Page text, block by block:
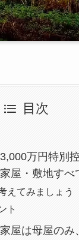
目次
万円特別
屋・敷地すべ
えてみましょう
ト
屋は母屋のみ